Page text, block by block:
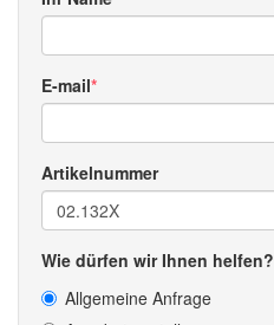
E-mail
Artikelnummer
Wie dürfen wir Ihnen helfen?
Allgemeine Anfrage